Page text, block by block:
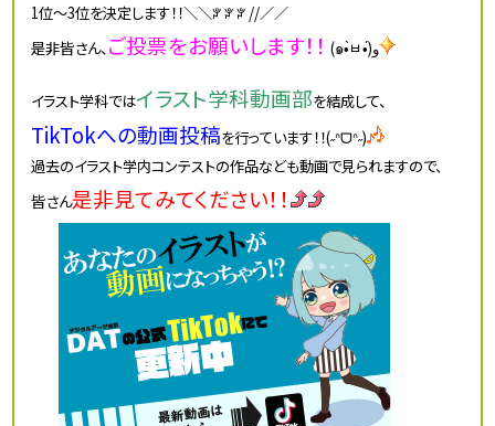
1位～3位を決定します！！＼＼ꐕ ꐕ ꐕ //／／
是非皆さん、ご投票をお願いします！！ (๑•̀ㅂ•́)و
イラスト学科ではイラスト学科動画部を結成して、
TikTokへの動画投稿を行っています！！(˶ᐢᗜᐢ˶)
過去のイラスト学内コンテストの作品なども動画で見られますので、
皆さん是非見てみてください！！